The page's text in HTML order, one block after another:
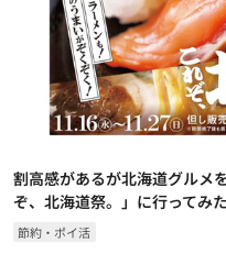
節約・ポイ活
割高感があるが北海道グル
ぞ、北海道祭。」に行ってみた